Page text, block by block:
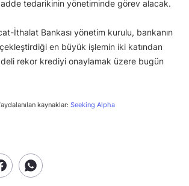
tedarikinin yönetiminde görev alacak.
İthalat Bankası yönetim kurulu, bankanın
en büyük işlemin iki katından
rekor krediyi onaylamak üzere bugün
kaynaklar: Seeking Alpha